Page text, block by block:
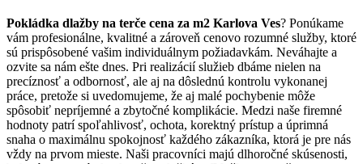
Pokládka dlažby na terče cena za m2 Karlova Ves? Ponúkame
vám profesionálne, kvalitné a zároveň cenovo rozumné služby, ktoré
sú prispôsobené vašim individuálnym požiadavkám. Neváhajte a
ozvite sa nám ešte dnes. Pri realizácií služieb dbáme nielen na
precíznosť a odbornosť, ale aj na dôslednú kontrolu vykonanej
práce, pretože si uvedomujeme, že aj malé pochybenie môže
spôsobiť nepríjemné a zbytočné komplikácie. Medzi naše firemné
hodnoty patrí spoľahlivosť, ochota, korektný prístup a úprimná
snaha o maximálnu spokojnosť každého zákazníka, ktorá je pre nás
vždy na prvom mieste. Naši pracovníci majú dlhoročné skúsenosti,